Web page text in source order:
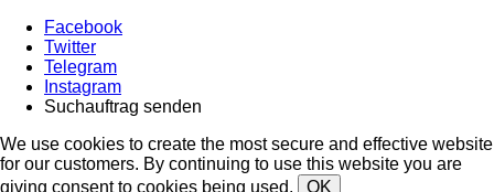
Facebook
Twitter
Telegram
Instagram
Suchauftrag senden
We use cookies to create the most secure and effective website
for our customers. By continuing to use this website you are
giving consent to cookies being used.
OK